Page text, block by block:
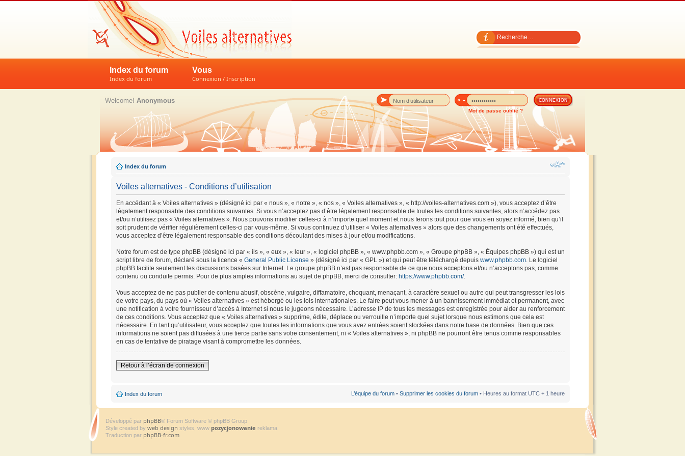
Index du forum
Index du forum
Vous
Connexion / Inscription
Mot de passe oublié ?
Welcome! Anonymous
Index du forum
Voiles alternatives - Conditions d’utilisation
En accédant à « Voiles alternatives » (désigné ici par « nous », « notre », « nos », « Voiles alternatives », « http://voiles-alternatives.com »), vous acceptez d’être
légalement responsable des conditions suivantes. Si vous n’acceptez pas d’être légalement responsable de toutes les conditions suivantes, alors n’accédez pas
et/ou n’utilisez pas « Voiles alternatives ». Nous pouvons modifier celles-ci à n’importe quel moment et nous ferons tout pour que vous en soyez informé, bien qu’il
soit prudent de vérifier régulièrement celles-ci par vous-même. Si vous continuez d’utiliser « Voiles alternatives » alors que des changements ont été effectués,
vous acceptez d’être légalement responsable des conditions découlant des mises à jour et/ou modifications.
Notre forum est de type phpBB (désigné ici par « ils », « eux », « leur », « logiciel phpBB », « www.phpbb.com », « Groupe phpBB », « Équipes phpBB ») qui est un
script libre de forum, déclaré sous la licence « General Public License » (désigné ici par « GPL ») et qui peut être téléchargé depuis www.phpbb.com. Le logiciel
phpBB facilite seulement les discussions basées sur Internet. Le groupe phpBB n’est pas responsable de ce que nous acceptons et/ou n’acceptons pas, comme
contenu ou conduite permis. Pour de plus amples informations au sujet de phpBB, merci de consulter: https://www.phpbb.com/.
Vous acceptez de ne pas publier de contenu abusif, obscène, vulgaire, diffamatoire, choquant, menaçant, à caractère sexuel ou autre qui peut transgresser les lois
de votre pays, du pays où « Voiles alternatives » est hébergé ou les lois internationales. Le faire peut vous mener à un bannissement immédiat et permanent, avec
une notification à votre fournisseur d’accès à Internet si nous le jugeons nécessaire. L’adresse IP de tous les messages est enregistrée pour aider au renforcement
de ces conditions. Vous acceptez que « Voiles alternatives » supprime, édite, déplace ou verrouille n’importe quel sujet lorsque nous estimons que cela est
nécessaire. En tant qu’utilisateur, vous acceptez que toutes les informations que vous avez entrées soient stockées dans notre base de données. Bien que ces
informations ne soient pas diffusées à une tierce partie sans votre consentement, ni « Voiles alternatives », ni phpBB ne pourront être tenus comme responsables
en cas de tentative de piratage visant à compromettre les données.
Retour à l’écran de connexion
Index du forum L’équipe du forum • Supprimer les cookies du forum • Heures au format UTC + 1 heure
Développé par phpBB® Forum Software © phpBB Group
Style created by web design styles, www pozycjonowanie reklama
Traduction par phpBB-fr.com